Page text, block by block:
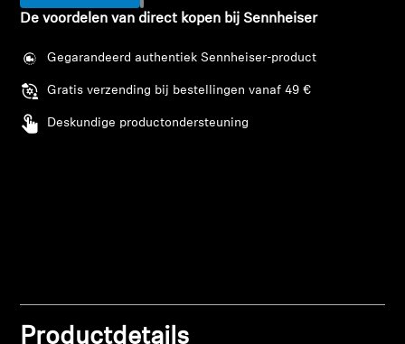
AMBEO-onderdelen en accessoires
Ontdekken
Over ons
Support
De voordelen van direct kopen bij Sennheiser
Gegarandeerd authentiek Sennheiser-product
Gratis verzending bij bestellingen vanaf 49 €
Deskundige productondersteuning
Productdetails